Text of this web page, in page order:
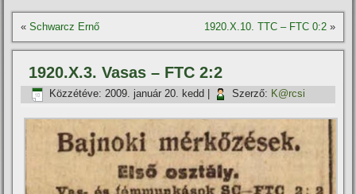
«Schwarcz Ernő 1920.X.10. TTC – FTC 0:2»
1920.X.3. Vasas – FTC 2:2
Közzétéve: 2009. január 20. kedd Szerző: K@rcsi